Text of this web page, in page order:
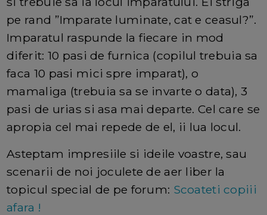
pe rand ”Imparate luminate, cat e ceasul?”.
Imparatul raspunde la fiecare in mod
diferit: 10 pasi de furnica (copilul trebuia sa
faca 10 pasi mici spre imparat), o
mamaliga (trebuia sa se invarte o data), 3
pasi de urias si asa mai departe. Cel care se
apropia cel mai repede de el, ii lua locul.
Asteptam impresiile si ideile voastre, sau
scenarii de noi joculete de aer liber la
topicul special de pe forum: Scoateti copiii
afara !